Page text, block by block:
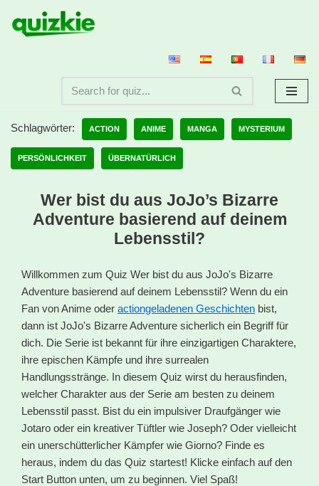
Zum
Schlagwörter: ACTION ANIME MANGA MYSTERIUM
PERSÖNLICHKEIT ÜBERNATÜRLICH
Wer bist du aus JoJo’s Bizarre
Adventure basierend auf deinem
Lebensstil?
Willkommen zum Quiz Wer bist du aus JoJo's Bizarre
Adventure basierend auf deinem Lebensstil? Wenn du ein
Fan von Anime oder actiongeladenen Geschichten bist,
dann ist JoJo's Bizarre Adventure sicherlich ein Begriff für
dich. Die Serie ist bekannt für ihre einzigartigen Charaktere,
ihre epischen Kämpfe und ihre surrealen
Handlungsstränge. In diesem Quiz wirst du herausfinden,
welcher Charakter aus der Serie am besten zu deinem
Lebensstil passt. Bist du ein impulsiver Draufgänger wie
Jotaro oder ein kreativer Tüftler wie Joseph? Oder vielleicht
ein unerschütterlicher Kämpfer wie Giorno? Finde es
heraus, indem du das Quiz startest! Klicke einfach auf den
Start Button unten, um zu beginnen. Viel Spaß!